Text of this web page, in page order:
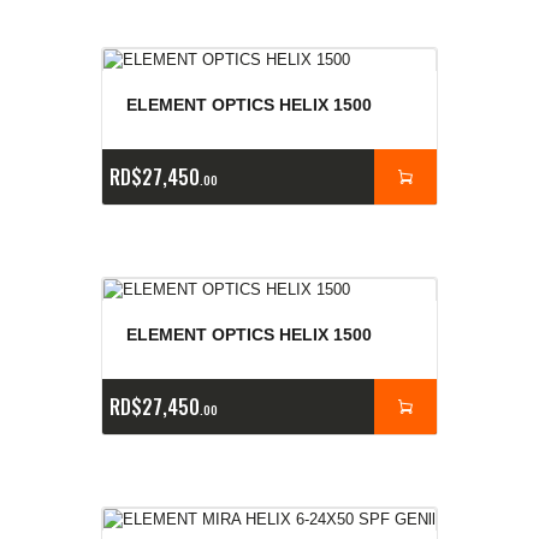
ELEMENT OPTICS HELIX 1500
RD$27,450 00
ELEMENT OPTICS HELIX 1500
RD$27,450 00